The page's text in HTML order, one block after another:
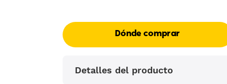
Dónde comprar
Detalles del producto